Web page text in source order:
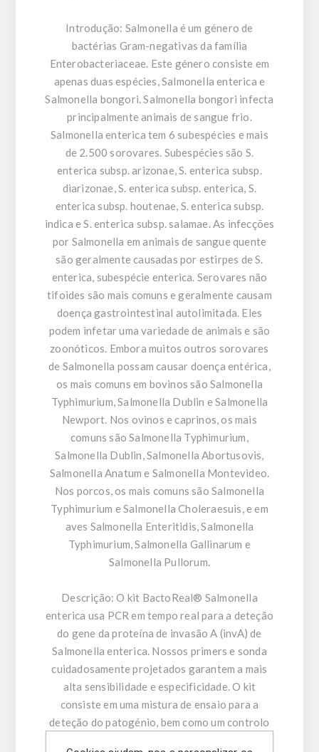
Introdução: Salmonella é um género de
bactérias Gram-negativas da família
Enterobacteriaceae. Este género consiste em
apenas duas espécies, Salmonella enterica e
Salmonella bongori. Salmonella bongori infecta
principalmente animais de sangue frio.
Salmonella enterica tem 6 subespécies e mais
de 2.500 sorovares. Subespécies são S.
enterica subsp. arizonae, S. enterica subsp.
diarizonae, S. enterica subsp. enterica, S.
enterica subsp. houtenae, S. enterica subsp.
indica e S. enterica subsp. salamae. As infecções
por Salmonella em animais de sangue quente
são geralmente causadas por estirpes de S.
enterica, subespécie enterica. Serovares não
tifoides são mais comuns e geralmente causam
doença gastrointestinal autolimitada. Eles
podem infetar uma variedade de animais e são
zoonóticos. Embora muitos outros sorovares
de Salmonella possam causar doença entérica,
os mais comuns em bovinos são Salmonella
Typhimurium, Salmonella Dublin e Salmonella
Newport. Nos ovinos e caprinos, os mais
comuns são Salmonella Typhimurium,
Salmonella Dublin, Salmonella Abortusovis,
Salmonella Anatum e Salmonella Montevideo.
Nos porcos, os mais comuns são Salmonella
Typhimurium e Salmonella Choleraesuis, e em
aves Salmonella Enteritidis, Salmonella
Typhimurium, Salmonella Gallinarum e
Salmonella Pullorum.
Descrição: O kit BactoReal® Salmonella
enterica usa PCR em tempo real para a deteção
do gene da proteína de invasão A (invA) de
Salmonella enterica. Nossos primers e sonda
cuidadosamente projetados garantem a mais
alta sensibilidade e especificidade. O kit
consiste em uma mistura de ensaio para a
deteção do patogénio, bem como um controlo